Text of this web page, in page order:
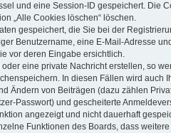
und eine Session-ID gespeichert. Die
„Alle Cookies löschen“ löschen.
gespeichert, die Sie bei der
Benutzername, eine E-Mail-Adresse
vor deren Eingabe ersichtlich.
eine private Nachricht erstellen, so
In diesen Fällen wird
Ändern von Beiträgen (dazu zählen
Passwort) und gescheiterte
angezeigt und nicht dauerhaft
Funktionen des Boards, dass